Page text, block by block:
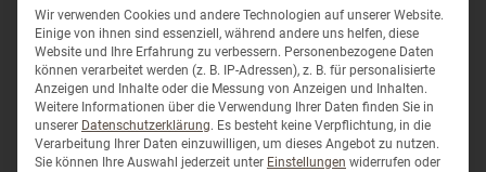
wachsenden Anteil junger Neukund:innen spricht der Erfolg
für sich. Besonders spannend: Der Biohof spricht mit
Lokbest nun auch eine Zielgruppe an, die vorher durch
klassische Öffnungszeiten ausgeschlossen war. „Wir
würden uns wieder genauso entscheiden“, betonte Peters.
„Das System ist einfach, effizient und bringt uns näher an
unsere Kund:innen – auch ohne täglich vor Ort zu sein.“
Wir verwenden Cookies und andere Technologien auf unserer Website.
Einige von ihnen sind essenziell, während andere uns helfen, diese
Website und Ihre Erfahrung zu verbessern. Personenbezogene Daten
können verarbeitet werden (z. B. IP-Adressen), z. B. für personalisierte
Anzeigen und Inhalte oder die Messung von Anzeigen und Inhalten.
Weitere Informationen über die Verwendung Ihrer Daten finden Sie in
unserer Datenschutzerklärung. Es besteht keine Verpflichtung, in die
Verarbeitung Ihrer Daten einzuwilligen, um dieses Angebot zu nutzen.
Sie können Ihre Auswahl jederzeit unter Einstellungen widerrufen oder